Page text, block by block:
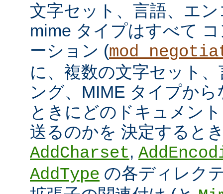
文字セット、言語、エ
mime タイプはすべて
ーション (
に、複数の文字セット
ング、MIME タイプか
ときにどのドキュメン
送るのかを 決定すると
AddCharset,
AddType の各ディレク